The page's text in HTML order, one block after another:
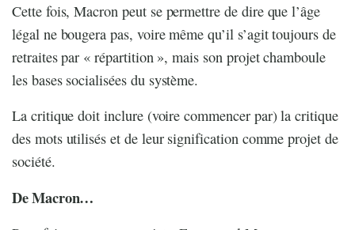
Cette fois, Macron peut se permettre de dire que l’âge
légal ne bougera pas, voire même qu’il s’agit toujours de
retraites par « répartition », mais son projet chamboule
les bases socialisées du système.
La critique doit inclure (voire commencer par) la critique
des mots utilisés et de leur signification comme projet de
société.
De Macron…